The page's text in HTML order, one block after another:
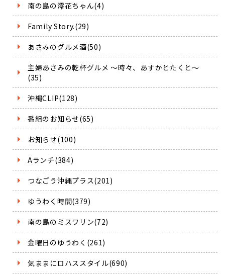
南の島の澪花ちゃん(4)
Family Story.(29)
あさみのグルメ酒(50)
主婦あさみの乾杯グルメ ～時々、あすかとたくと～
(35)
沖縄CLIP(128)
番組のお知らせ(65)
お知らせ(100)
Aランチ(384)
つなごう沖縄プラス(201)
ゆうわく時間(379)
南の島のミスワリン(72)
金曜日のゆうわく(261)
気ままにロハススタイル(690)